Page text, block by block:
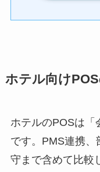
ホテル向け
ホテルのPOSは「
です。PMS連携、
守まで含めて比較